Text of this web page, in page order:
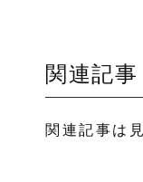
関連記事
関連記事は